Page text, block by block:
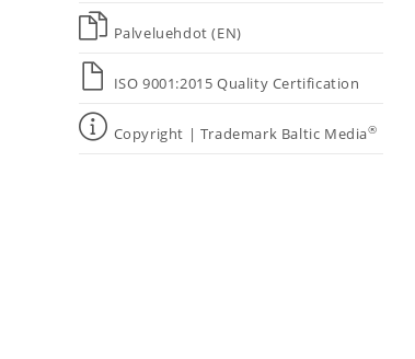
Palveluehdot (EN)
ISO 9001:2015 Quality Certification
Copyright | Trademark Baltic Media®